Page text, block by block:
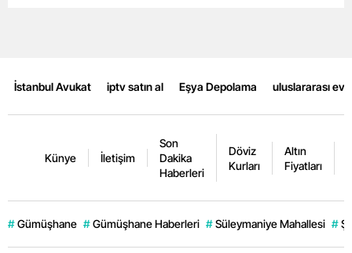
Kayseri
Kırklareli
Kırşehir
Kocaeli
Kütahya
İstanbul Avukat iptv satın al Eşya Depolama uluslararası
Künye İletişim
Son
Dakika
Haberleri
Döviz
Kurları
Altın
Fiyatları
# Gümüşhane # Gümüşhane Haberleri # Süleymaniye Mahallesi #